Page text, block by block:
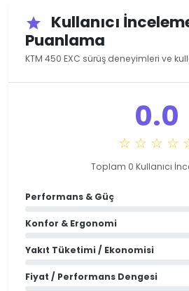
star
Kullanıcı
Puanlama
KTM 450 EXC sürüş deneyimleri ve
0.0
☆ ☆ ☆ ☆
Toplam 0 Kullanıcı
Performans & Güç
Konfor & Ergonomi
Yakıt Tüketimi / Ekonomisi
Fiyat / Performans Dengesi